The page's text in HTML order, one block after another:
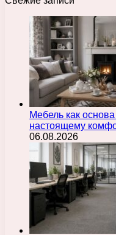
Мебель как
настоящему
06.08.2026